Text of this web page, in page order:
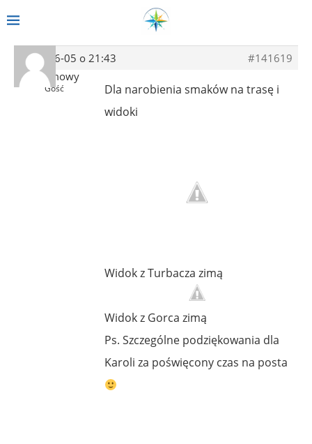
2014-06-05 o 21:43
#141619
Anonimowy
Gość
Dla narobienia smaków na trasę i
widoki
Widok z Turbacza zimą
Widok z Gorca zimą
Ps. Szczególne podziękowania dla
Karoli za poświęcony czas na posta